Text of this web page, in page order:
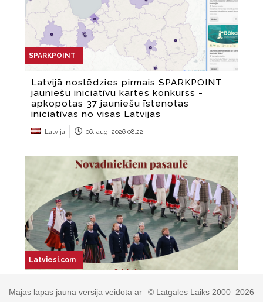
© Latgales Laiks 2000–2026
Mājas lapas jaunā versija veidota ar